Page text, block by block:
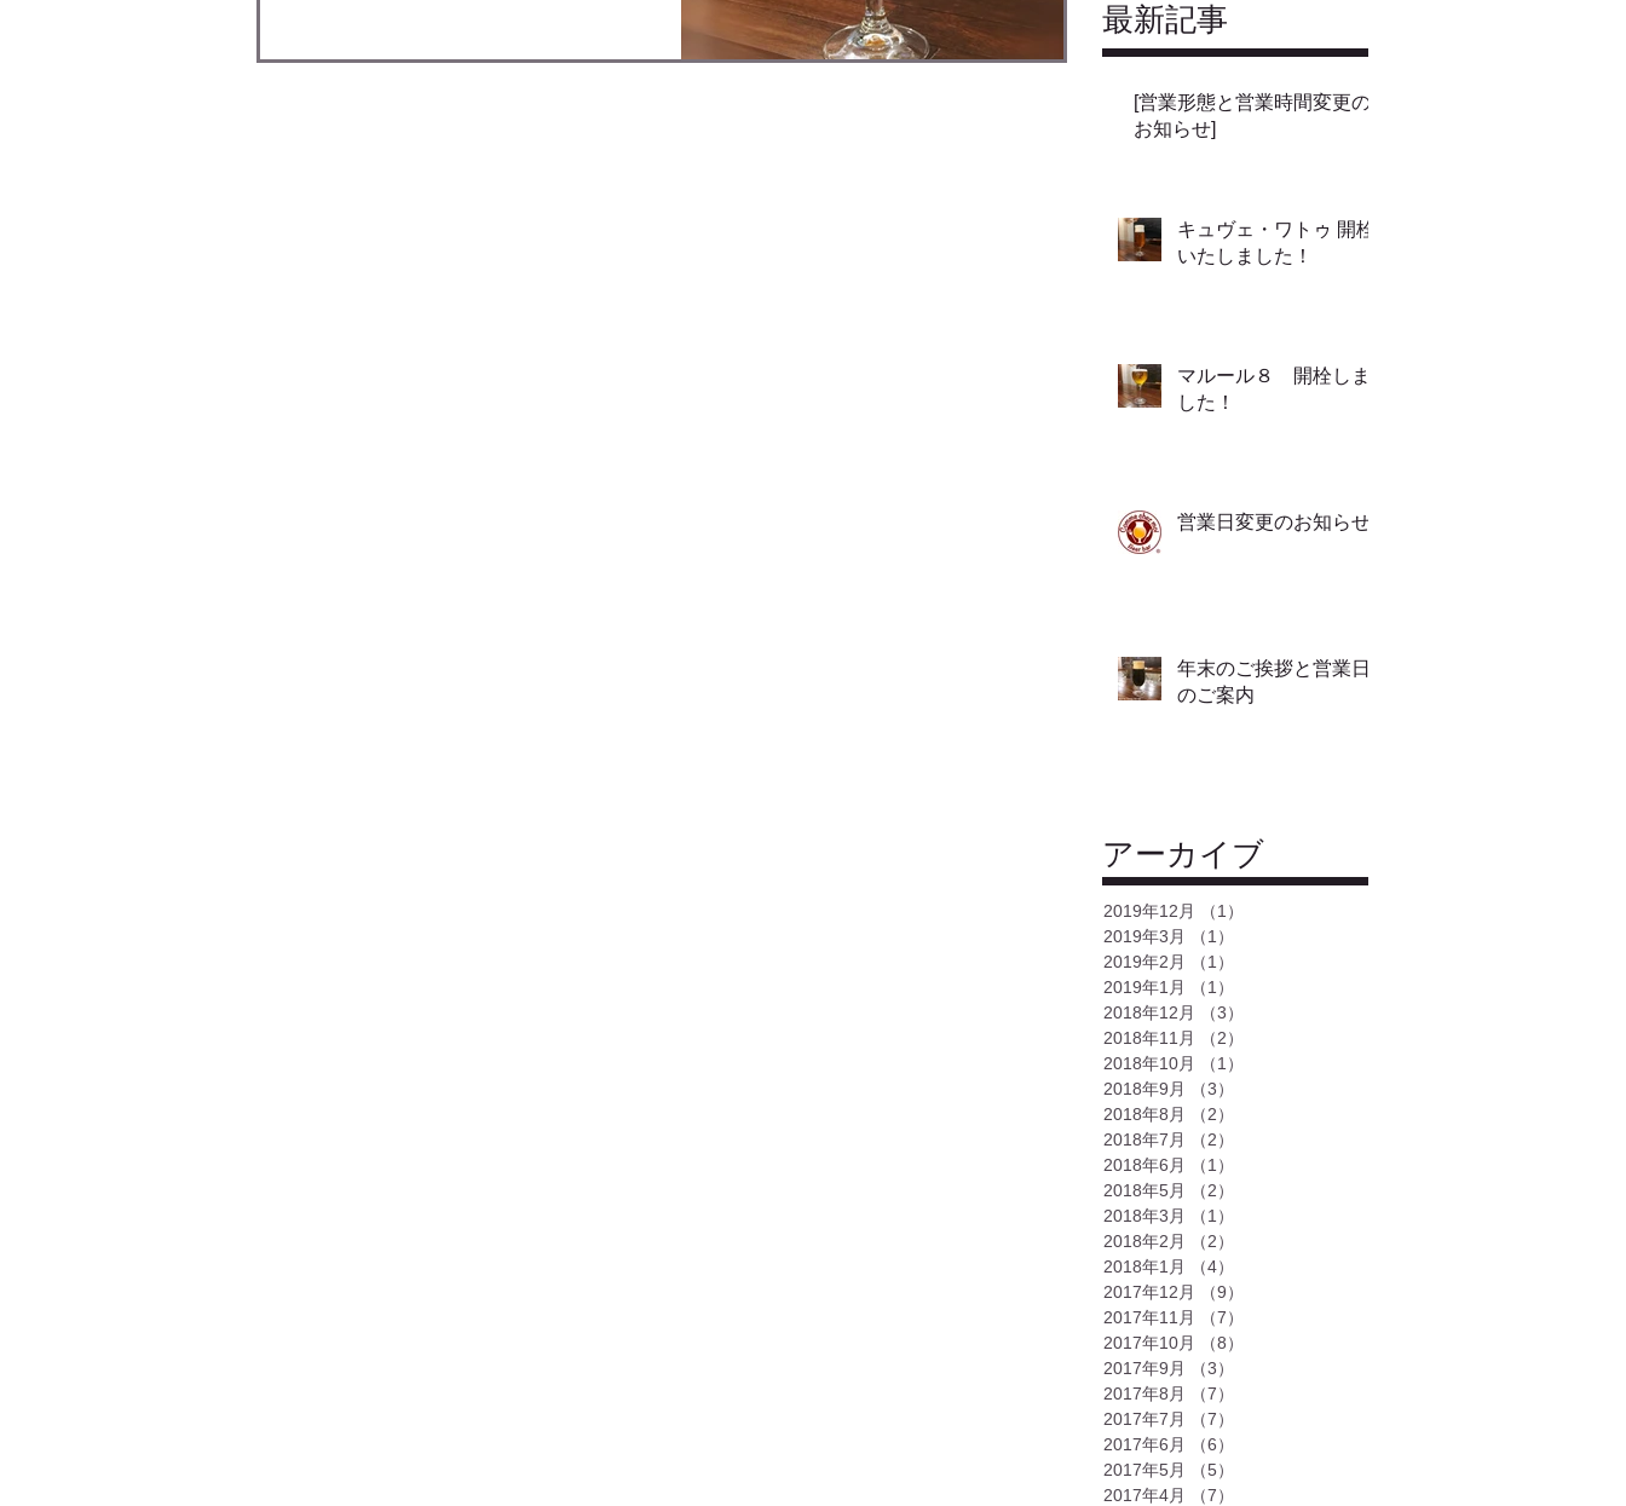
月の樽生は、「ポペリンフス ホメルビール」
最新記事
[営業形態と営業時間変更の
お知らせ]
キュヴェ・ワトゥ 開栓
いたしました！
マルール８ 開栓しま
した！
営業日変更のお知らせ
年末のご挨拶と営業日
のご案内
アーカイブ
2019年12月 （1）
2019年3月
（1）
2019年2月
（1）
2019年1月
（1）
2018年12月
（3）
2018年11月
（2）
2018年10月
（1）
2018年9月
（3）
2018年8月
（2）
2018年7月
（2）
2018年6月
（1）
2018年5月
（2）
2018年3月
（1）
2018年2月
（2）
2018年1月
（4）
2017年12月
（9）
2017年11月
（7）
2017年10月
（8）
2017年9月
（3）
2017年8月
（7）
2017年7月
（7）
2017年6月
（6）
2017年5月
（5）
2017年4月
（7）